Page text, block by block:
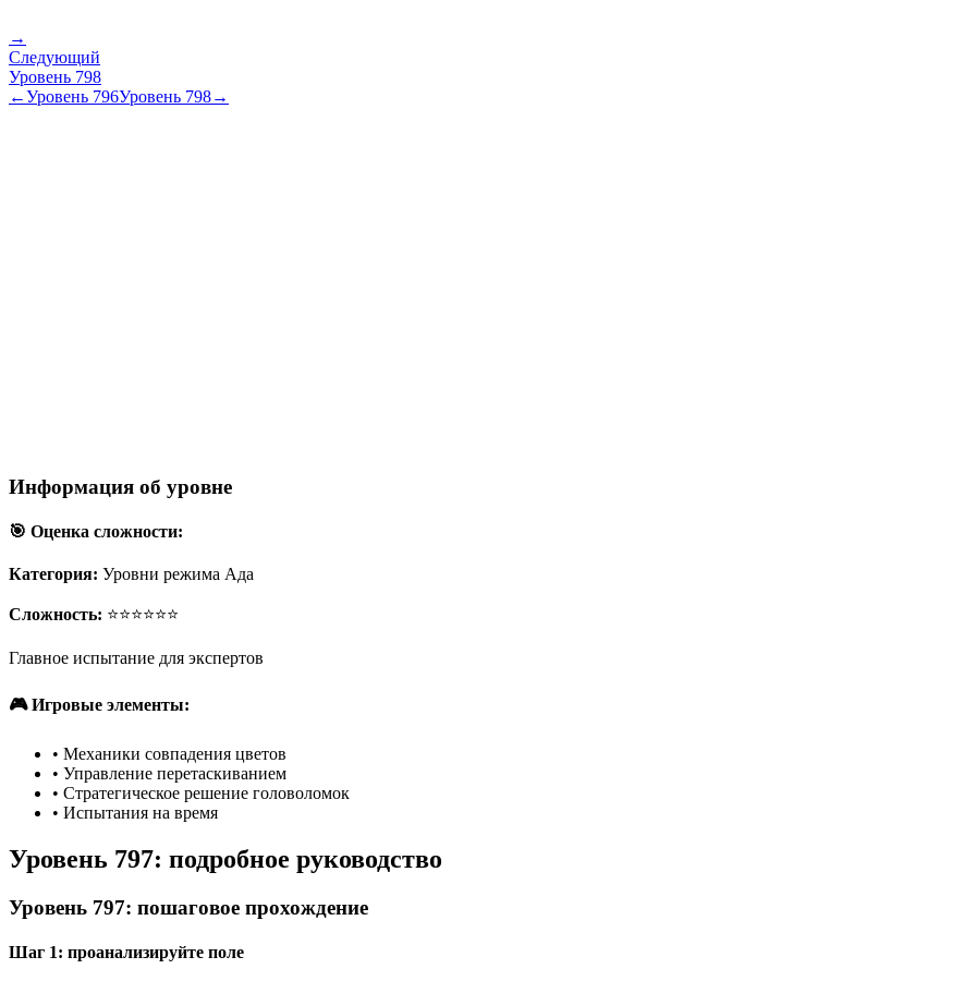
→
Следующий
Уровень 798
←Уровень 796Уровень 798→
Информация об уровне
🎯 Оценка сложности:
Категория: Уровни режима Ада
Сложность: ⭐⭐⭐⭐⭐⭐
Главное испытание для экспертов
🎮 Игровые элементы:
• Механики совпадения цветов
• Управление перетаскиванием
• Стратегическое решение головоломок
• Испытания на время
Уровень 797: подробное руководство
Уровень 797: пошаговое прохождение
Шаг 1: проанализируйте поле